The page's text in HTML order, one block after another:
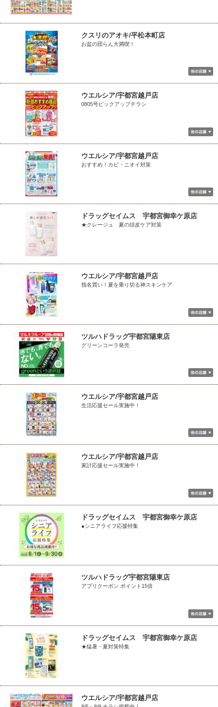
クスリのアオキ/平松本町店
お盆の団らん大満喫！
ウエルシア/宇都宮越戸店
0805号ピックアップチラシ
ウエルシア/宇都宮越戸店
おすすめ！カビ・ニオイ対策
ドラッグセイムス 宇都宮御幸ケ原店
★クレージュ 夏の頭皮ケア対策
ウエルシア/宇都宮越戸店
指名買い！夏を乗り切る神スキンケア
ツルハドラッグ宇都宮陽東店
グリーンコーラ発売
ウエルシア/宇都宮越戸店
生活応援セール実施中！
ウエルシア/宇都宮越戸店
家計応援セール実施中！
ドラッグセイムス 宇都宮御幸ケ原店
●シニアライフ応援特集
ツルハドラッグ宇都宮陽東店
アプリクーポン ポイント15倍
ドラッグセイムス 宇都宮御幸ケ原店
★猛暑・夏対策特集
ウエルシア/宇都宮越戸店